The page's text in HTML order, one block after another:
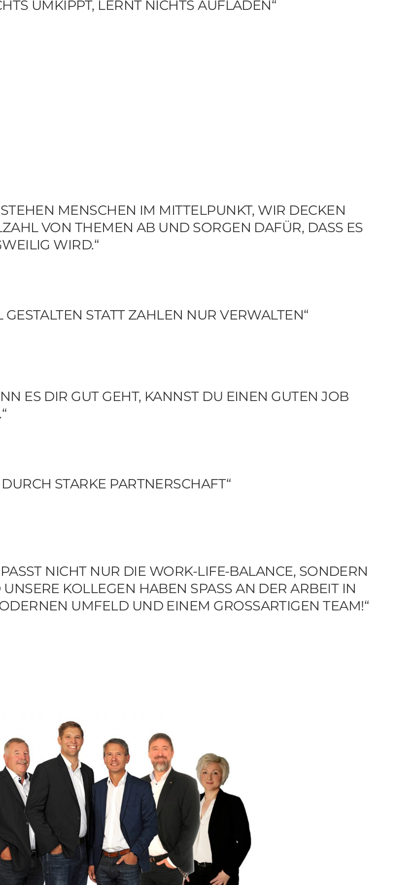
UMKIPPT, LERNT NICHTS AUFLADEN“
MENSCHEN IM MITTELPUNKT, WIR DECKEN
VON THEMEN AB UND SORGEN DAFÜR, DASS ES
WIRD.“
GESTALTEN STATT ZAHLEN NUR VERWALTEN“
ES DIR GUT GEHT, KANNST DU EINEN GUTEN JOB
STARKE PARTNERSCHAFT“
NICHT NUR DIE WORK-LIFE-BALANCE, SONDERN
KOLLEGEN HABEN SPASS AN DER ARBEIT IN E
UMFELD UND EINEM GROSSARTIGEN TEAM!“